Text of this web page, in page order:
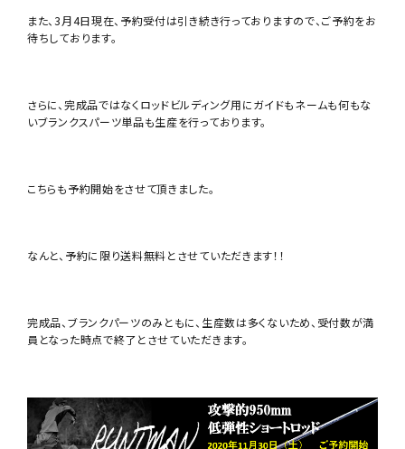
また、3月4日現在、予約受付は引き続き行っておりますので、ご予約をお
待ちしております。
さらに、完成品ではなくロッドビルディング用にガイドもネームも何もな
いブランクスパーツ単品も生産を行っております。
こちらも予約開始をさせて頂きました。
なんと、予約に限り送料無料とさせていただきます！！
完成品、ブランクパーツのみともに、生産数は多くないため、受付数が満
員となった時点で終了とさせていただきます。